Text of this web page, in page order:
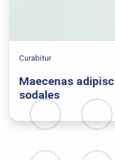
Curabitur
Maecenas
sodales